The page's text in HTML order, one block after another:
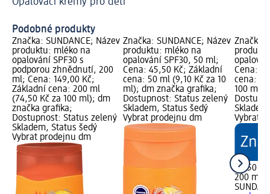
Podobné produkty
Značka: SUNDANCE; Název
produktu: mléko na
opalování SPF30 s
podporou zhnědnutí, 200
ml; Cena: 149,00 Kč;
Základní cena: 200 ml
(74,50 Kč za 100 ml); dm
značka grafika;
Dostupnost: Status zelený
Skladem, Status šedý
Vybrat prodejnu dm
Značka: SUNDANCE; Název
produktu: mléko na
opalování SPF30, 50 ml;
Cena: 45,50 Kč; Základní
cena: 50 ml (9,10 Kč za 10
ml); dm značka grafika;
Dostupnost: Status zelený
Skladem, Status šedý
Vybrat prodejnu dm
Značka:
Cena:
cena:
100 ml);
Vybrat
89,50 Kč
200 ml